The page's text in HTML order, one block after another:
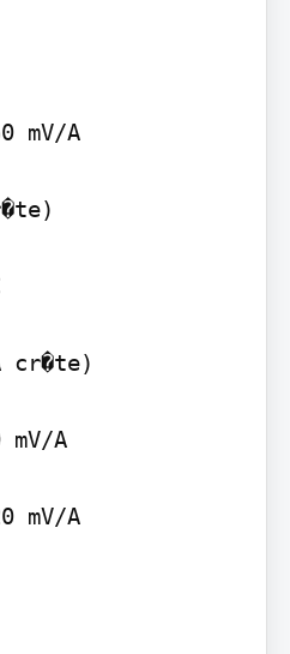
mV/A
cr�te)
A
mV/A